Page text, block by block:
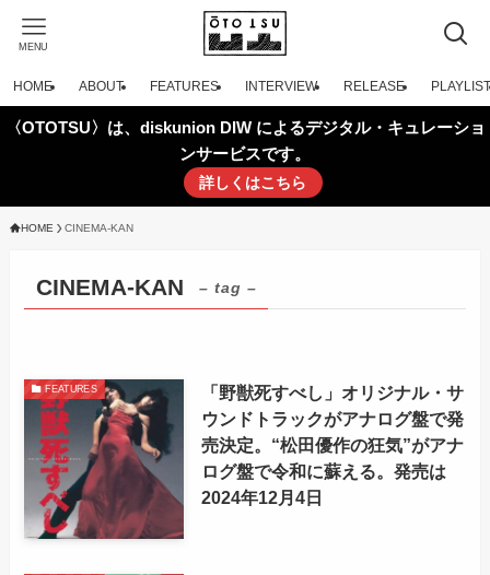
MENU
HOME ABOUT FEATURES INTERVIEW RELEASE PLAYLIST
〈OTOTSU〉は、diskunion DIW によるデジタル・キュレーショ
ンサービスです。
詳しくはこちら
HOME CINEMA-KAN
CINEMA-KAN – tag –
FEATURES
「野獣死すべし」オリジナル・サ
ウンドトラックがアナログ盤で発
売決定。“松田優作の狂気”がアナ
ログ盤で令和に蘇える。発売は
2024年12月4日